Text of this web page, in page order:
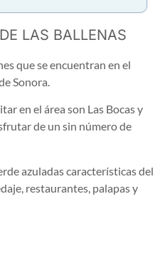
LAS BALLENAS
que se encuentran en el
Sonora.
en el área son Las Bocas y
de un sin número de
azuladas características del
restaurantes, palapas y